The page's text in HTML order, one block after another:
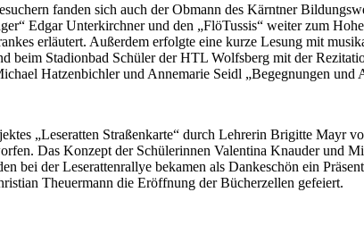
fanden sich auch der Obmann des Kärntner
Edgar Unterkirchner und den „FlöTussis“ weiter zum
erläutert. Außerdem erfolgte eine kurze Lesung mit
beim Stadionbad Schüler der HTL Wolfsberg mit der
Hatzenbichler und Annemarie Seidl „Begegnungen und
„Leseratten Straßenkarte“ durch Lehrerin Brigitte Mayr
Das Konzept der Schülerinnen Valentina Knauder und
der Leserattenrallye bekamen als Dankeschön ein
Theuermann die Eröffnung der Bücherzellen gefeiert.